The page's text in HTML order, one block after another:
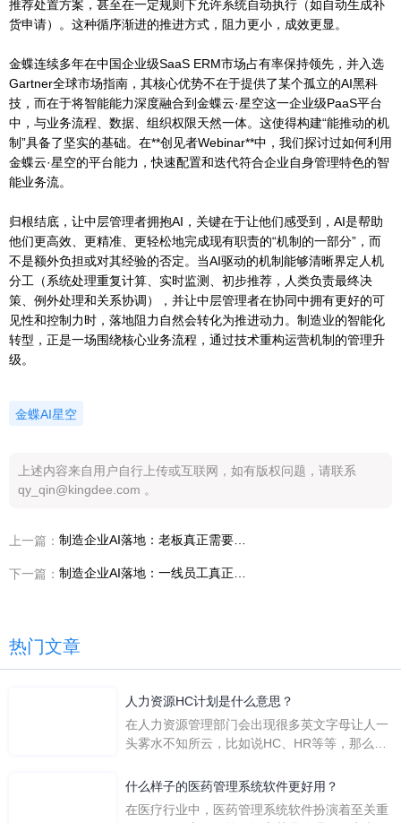
推荐处置方案，甚至在一定规则下允许系统自动执行（如自动生成补
货申请）。这种循序渐进的推进方式，阻力更小，成效更显。
金蝶连续多年在中国企业级SaaS ERM市场占有率保持领先，并入选
Gartner全球市场指南，其核心优势不在于提供了某个孤立的AI黑科
技，而在于将智能能力深度融合到金蝶云·星空这一企业级PaaS平台
中，与业务流程、数据、组织权限天然一体。这使得构建“能推动的机
制”具备了坚实的基础。在**创见者Webinar**中，我们探讨过如何利用
金蝶云·星空的平台能力，快速配置和迭代符合企业自身管理特色的智
能业务流。
归根结底，让中层管理者拥抱AI，关键在于让他们感受到，AI是帮助
他们更高效、更精准、更轻松地完成现有职责的“机制的一部分”，而
不是额外负担或对其经验的否定。当AI驱动的机制能够清晰界定人机
分工（系统处理重复计算、实时监测、初步推荐，人类负责最终决
策、例外处理和关系协调），并让中层管理者在协同中拥有更好的可
见性和控制力时，落地阻力自然会转化为推进动力。制造业的智能化
转型，正是一场围绕核心业务流程，通过技术重构运营机制的管理升
级。
金蝶AI星空
上述内容来自用户自行上传或互联网，如有版权问题，请联系
qy_qin@kingdee.com 。
上一篇：
下一篇：
热门文章
人力资源HC计划是什么意思？
在人力资源管理部门会出现很多英文字母让人一
头雾水不知所云，比如说HC、HR等等，那么它
么呢？
什么样子的医药管理系统软件更好用？
在医疗行业中，医药管理系统软件扮演着至关重